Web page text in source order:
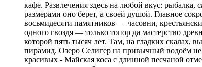
кафе. Развлечения здесь на любой вкус:
размерами оно берет, а своей душой. Главное
восьмидесяти памятников — часовни,
одного гвоздя — только топор да мастерство
которой пять тысяч лет. Там, на гладких
пирамид. Озеро Селигер на привычный водоём
красивых - Майская коса с длинной песчаной